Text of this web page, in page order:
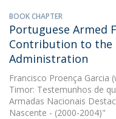
BOOK CHAPTER
Portuguese Armed
Contribution to the
Administration
Francisco Proença Garcia
Timor: Testemunhos de
Armadas Nacionais
Nascente - (2000-2004)"